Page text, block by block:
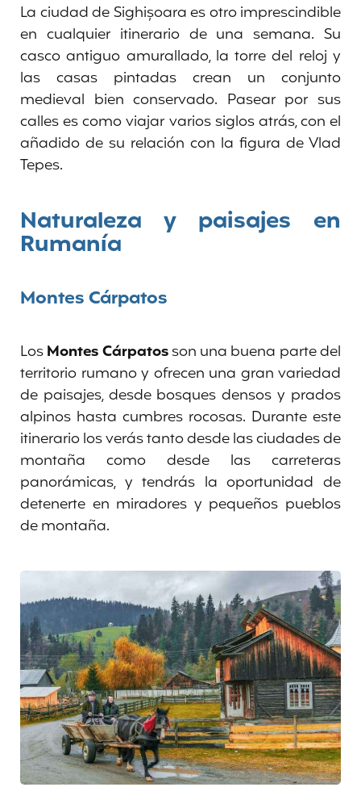
La ciudad de Sighișoara es otro imprescindible
en cualquier itinerario de una semana. Su
casco antiguo amurallado, la torre del reloj y
las casas pintadas crean un conjunto
medieval bien conservado. Pasear por sus
calles es como viajar varios siglos atrás, con el
añadido de su relación con la figura de Vlad
Tepes.
Naturaleza y paisajes en
Rumanía
Montes Cárpatos
LosMontes Cárpatosson una buena parte del
territorio rumano y ofrecen una gran variedad
de paisajes, desde bosques densos y prados
alpinos hasta cumbres rocosas. Durante este
itinerario los verás tanto desde las ciudades de
montaña como desde las carreteras
panorámicas, y tendrás la oportunidad de
detenerte en miradores y pequeños pueblos
de montaña.